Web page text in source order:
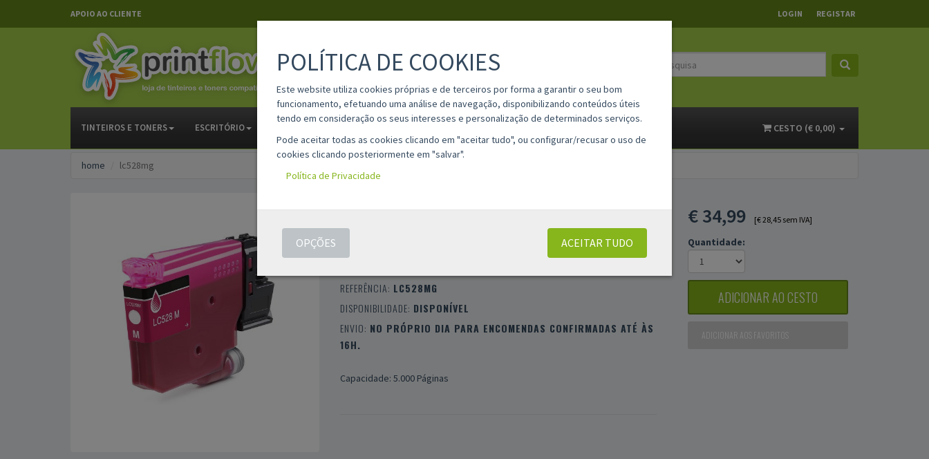
APOIO AO CLIENTE LOGIN REGISTAR
TINTEIROS E TONERS ESCRITÓRIO MATERIAL ESCOLAR INFORMAÇÕES CONTACTOS CESTO (€ 0,00)
home lc528mg
0 COMENTÁRIOS
REFERÊNCIA: LC528MG
DISPONIBILIDADE: DISPONÍVEL
ENVIO: NO PRÓPRIO DIA PARA ENCOMENDAS CONFIRMADAS ATÉ ÀS
16H.
Capacidade: 5.000 Páginas
€34,99 [€ 28,45 sem IVA]
Quantidade:
ADICIONAR AO CESTO
ADICIONAR AOS FAVORITOS
POLÍTICA DE COOKIES
Este website utiliza cookies próprias e de terceiros por forma a garantir o seu bom
funcionamento, efetuando uma análise de navegação, disponibilizando conteúdos úteis
tendo em consideração os seus interesses e personalização de determinados serviços.
Pode aceitar todas as cookies clicando em "aceitar tudo", ou configurar/recusar o uso de
cookies clicando posteriormente em "salvar".
Política de Privacidade
ACEITAR TUDO
OPÇÕES